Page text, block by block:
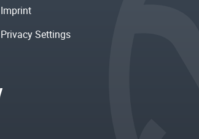
Imprint
Privacy Settings